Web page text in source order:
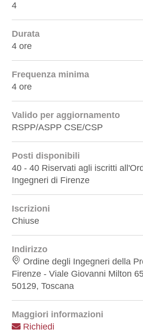
4
Durata
4 ore
Frequenza minima
4 ore
Valido per aggiornamento
RSPP/ASPP CSE/CSP
Posti disponibili
40 - 40 Riservati agli iscritti
Ingegneri di Firenze
Iscrizioni
Chiuse
Indirizzo
Ordine degli Ingegneri della
Firenze - Viale Giovanni Milton
50129, Toscana
Maggiori informazioni
Richiedi